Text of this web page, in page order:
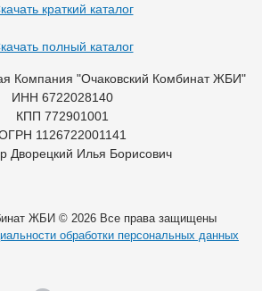
краткий каталог
полный каталог
Компания "Очаковский Комбинат ЖБИ"
ИНН 6722028140
КПП 772901001
1126722001141
Дворецкий Илья Борисович
ЖБИ © 2026 Все права защищены
обработки персональных данных